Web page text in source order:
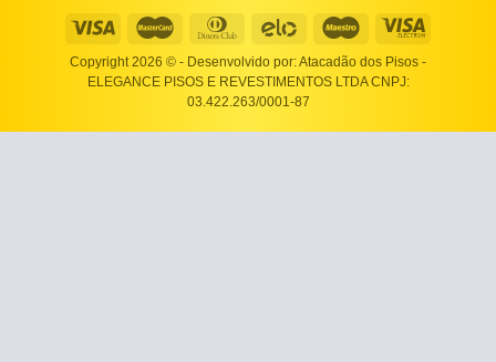
Copyright 2026 © - Desenvolvido por: Atacadão dos Pisos -
ELEGANCE PISOS E REVESTIMENTOS LTDA CNPJ:
03.422.263/0001-87